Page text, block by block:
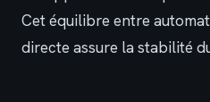
Cet équilibre entre
directe assure la stabilité